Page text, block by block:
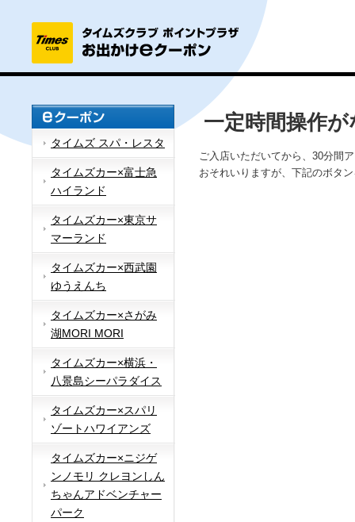
タイムズ スパ・レスタ
タイムズカー×富士急
ハイランド
タイムズカー×東京サ
マーランド
タイムズカー×西武園
ゆうえんち
タイムズカー×さがみ
湖MORI MORI
タイムズカー×横浜・
八景島シーパラダイス
タイムズカー×スパリ
ゾートハワイアンズ
タイムズカー×ニジゲ
ンノモリ クレヨンしん
ちゃんアドベンチャー
パーク
一定時間操作
ご入店いただいてから、30分間
おそれいりますが、下記のボタ